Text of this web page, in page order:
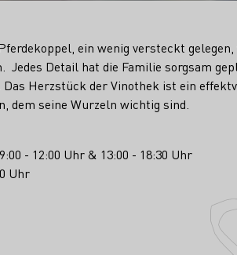
ein wenig versteckt
Jedes Detail hat die Familie sorgsam
Herzstück der Vinothek ist ein
dem seine Wurzeln wichtig sind.
- 12:00 Uhr & 13:00 - 18:30 Uhr
Uhr